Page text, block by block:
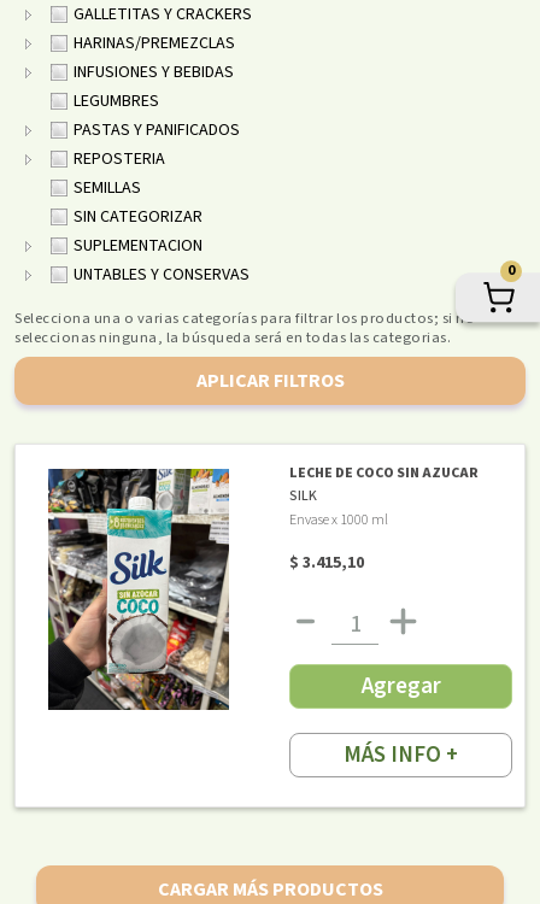
GALLETITAS Y CRACKERS
HARINAS/PREMEZCLAS
INFUSIONES Y BEBIDAS
LEGUMBRES
PASTAS Y PANIFICADOS
REPOSTERIA
SEMILLAS
SIN CATEGORIZAR
SUPLEMENTACION
UNTABLES Y CONSERVAS
Selecciona una o varias categorías para filtrar los productos; si no
seleccionas ninguna, la búsqueda será en todas las categorias.
APLICAR FILTROS
LECHE DE COCO SIN AZUCAR
SILK
Envase x 1000 ml
$ 3.415,10
Agregar
MÁS INFO +
CARGAR MÁS PRODUCTOS
0